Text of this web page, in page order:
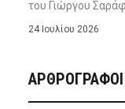
του Γιώργου
24 Ιουλίου 2026